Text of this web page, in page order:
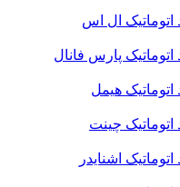
اتوماتیک ال اس
اتوماتیک پارس فانال
اتوماتیک هیمل
اتوماتیک چینت
اشنایدر